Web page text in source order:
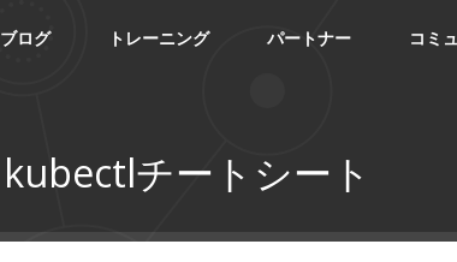
ブログ トレーニング パートナー コミ
kubectlチートシート